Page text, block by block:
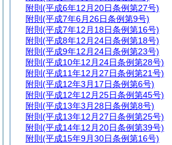
附則 (平成6年12月20日条例第27号)
附則 (平成7年6月26日条例第9号)
附則 (平成7年12月18日条例第16号)
附則 (平成8年12月24日条例第18号)
附則 (平成9年12月24日条例第23号)
附則 (平成10年12月24日条例第28号)
附則 (平成11年12月27日条例第21号)
附則 (平成12年3月17日条例第6号)
附則 (平成12年12月25日条例第45号)
附則 (平成13年3月28日条例第8号)
附則 (平成13年12月27日条例第25号)
附則 (平成14年12月20日条例第39号)
附則 (平成15年9月30日条例第16号)